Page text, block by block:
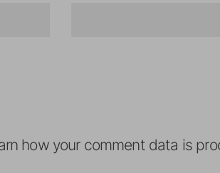
how your comment data is